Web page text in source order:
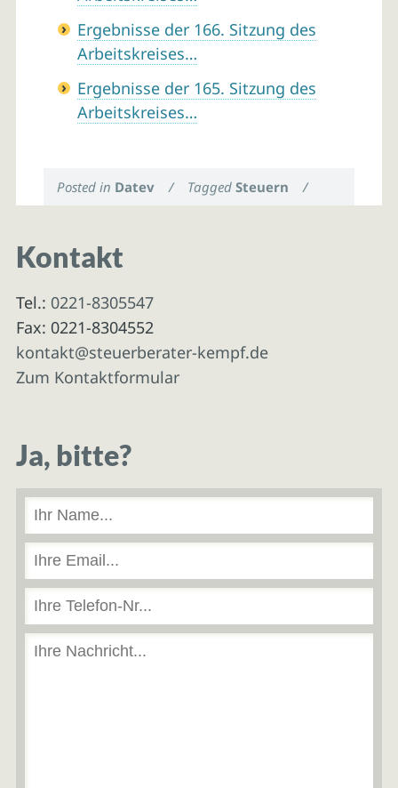
Ergebnisse der 166. Sitzung des
Arbeitskreises…
Ergebnisse der 165. Sitzung des
Arbeitskreises…
Posted in Datev / TaggedSteuern /
Kontakt
Tel.: 0221-8305547
Fax: 0221-8304552
kontakt@steuerberater-kempf.de
Zum Kontaktformular
Ja, bitte?